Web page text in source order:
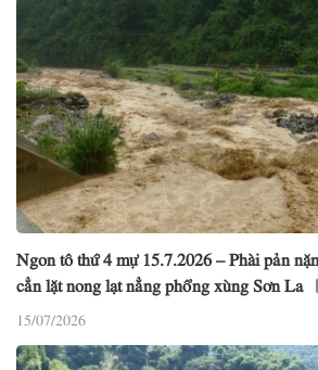
Ngon tô thứ 4 mự 15.7.2026 – Phài pản
cẳn lặt nong lạt nẳng phổng xùng Sơn La
15/07/2026